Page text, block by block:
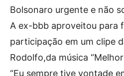
Bolsonaro urgente e não
A ex-bbb aproveitou para
participação em um clipe
Rodolfo,da música
“Eu sempre tive vontade